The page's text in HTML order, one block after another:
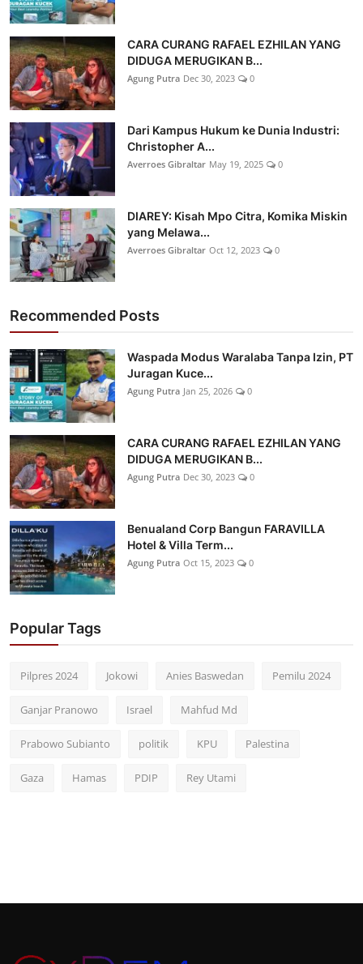
CARA CURANG RAFAEL EZHILAN YANG
DIDUGA MERUGIKAN B...
Agung Putra Dec 30, 2023 0
Dari Kampus Hukum ke Dunia Industri:
Christopher A...
Averroes Gibraltar May 19, 2025 0
DIAREY: Kisah Mpo Citra, Komika Miskin
yang Melawa...
Averroes Gibraltar Oct 12, 2023 0
Recommended Posts
Waspada Modus Waralaba Tanpa Izin, PT
Juragan Kuce...
Agung Putra Jan 25, 2026 0
CARA CURANG RAFAEL EZHILAN YANG
DIDUGA MERUGIKAN B...
Agung Putra Dec 30, 2023 0
Benualand Corp Bangun FARAVILLA
Hotel & Villa Term...
Agung Putra Oct 15, 2023 0
Popular Tags
Pilpres 2024 Jokowi Anies Baswedan Pemilu 2024
Ganjar Pranowo Israel Mahfud Md
Prabowo Subianto politik KPU Palestina
Gaza Hamas PDIP Rey Utami